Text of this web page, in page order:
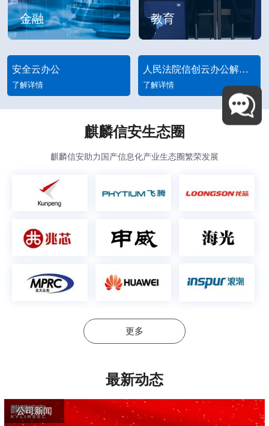
金融 教育
安全云办公
了解详情
人民法院信创云办公解决方案
了解详情
麒麟信安生态圈
麒麟信安助力国产信息化产业生态圈繁荣发展
更多
最新动态
公司新闻